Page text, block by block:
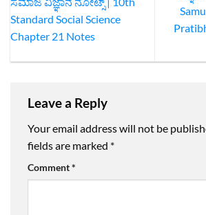
Standard Social Science
Chapter 21 Notes
Leave a Reply
Your email address will not be
fields are marked *
Comment*